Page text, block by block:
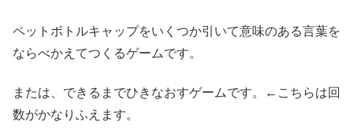
ペットボトルキャップをいくつか引いて意味のある言葉を
ならべかえてつくるゲームです。
または、できるまでひきなおすゲームです。←こちらは回
数がかなりふえます。